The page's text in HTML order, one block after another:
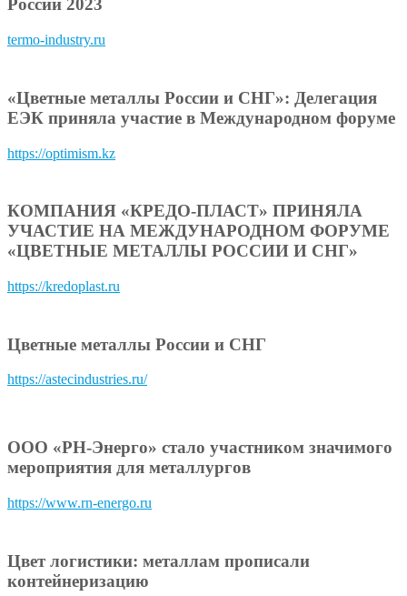
России 2023
termo-industry.ru
«Цветные металлы России и СНГ»: Делегация
ЕЭК приняла участие в Международном форуме
https://optimism.kz
КОМПАНИЯ «КРЕДО-ПЛАСТ» ПРИНЯЛА
УЧАСТИЕ НА МЕЖДУНАРОДНОМ ФОРУМЕ
«ЦВЕТНЫЕ МЕТАЛЛЫ РОССИИ И СНГ»
https://kredoplast.ru
Цветные металлы России и СНГ
https://astecindustries.ru/
ООО «РН-Энерго» стало участником значимого
мероприятия для металлургов
https://www.rn-energo.ru
Цвет логистики: металлам прописали
контейнеризацию